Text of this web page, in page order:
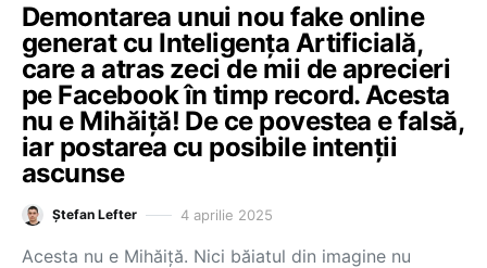
Demontarea unui nou fake online
generat cu Inteligența Artificială,
care a atras zeci de mii de aprecieri
pe Facebook în timp record. Acesta
nu e Mihăiță! De ce povestea e falsă,
iar postarea cu posibile intenții
ascunse
Ștefan Lefter 4 aprilie 2025
Acesta nu e Mihăiță. Nici băiatul din imagine nu